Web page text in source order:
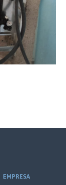
EMPRESA